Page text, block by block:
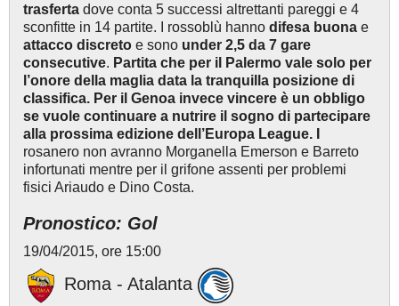
trasferta dove conta 5 successi altrettanti pareggi e 4
sconfitte in 14 partite. I rossoblù hanno difesa buona e
attacco discreto e sono under 2,5 da 7 gare
consecutive. Partita che per il Palermo vale solo per
l’onore della maglia data la tranquilla posizione di
classifica. Per il Genoa invece vincere è un obbligo
se vuole continuare a nutrire il sogno di partecipare
alla prossima edizione dell’Europa League. I
rosanero non avranno Morganella Emerson e Barreto
infortunati mentre per il grifone assenti per problemi
fisici Ariaudo e Dino Costa.
Pronostico: Gol
19/04/2015, ore 15:00
Roma - Atalanta